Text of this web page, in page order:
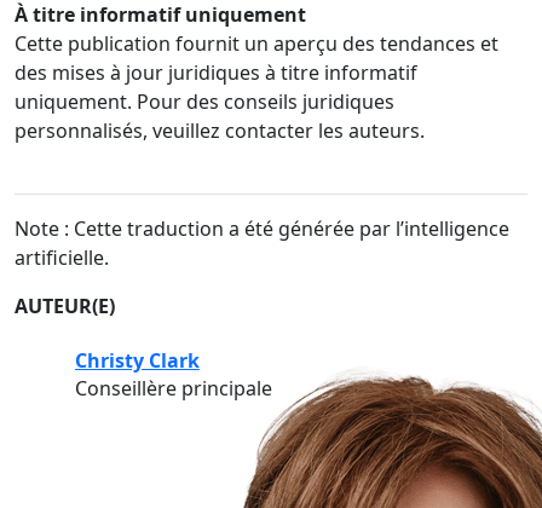
À titre informatif uniquement
Cette publication fournit un aperçu des tendances et
des mises à jour juridiques à titre informatif
uniquement. Pour des conseils juridiques
personnalisés, veuillez contacter les auteurs.
Note : Cette traduction a été générée par l’intelligence
artificielle.
AUTEUR(E)
Christy Clark
Conseillère principale